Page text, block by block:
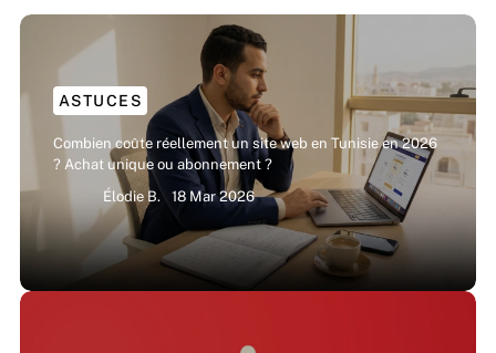
ASTUCES
Combien coûte réellement un site web en Tunisie en 2026
? Achat unique ou abonnement ?
Élodie B.
18 Mar 2026